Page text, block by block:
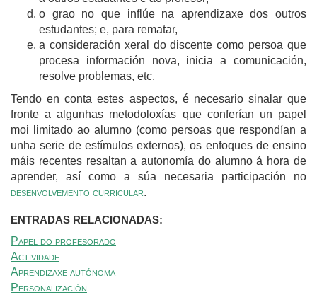
o grao no que inflúe na aprendizaxe dos outros
estudantes; e, para rematar,
a consideración xeral do discente como persoa que
procesa información nova, inicia a comunicación,
resolve problemas, etc.
Tendo en conta estes aspectos, é necesario sinalar que
fronte a algunhas metodoloxías que conferían un papel
moi limitado ao alumno (como persoas que respondían a
unha serie de estímulos externos), os enfoques de ensino
máis recentes resaltan a autonomía do alumno á hora de
aprender, así como a súa necesaria participación no
desenvolvemento curricular.
ENTRADAS RELACIONADAS:
Papel do profesorado
Actividade
Aprendizaxe autónoma
Personalización